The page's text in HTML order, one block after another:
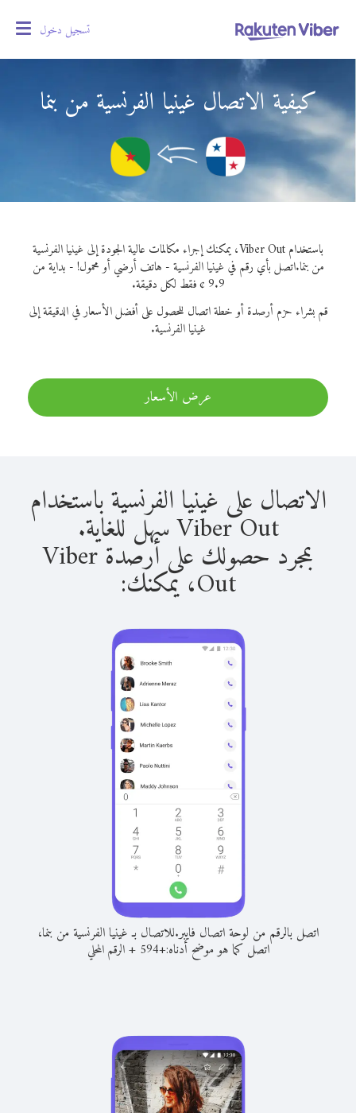
تسجيل دخول
كيفية الاتصال غينيا الفرنسية من بنما
باستخدام Viber Out، يمكنك إجراء مكالمات عالية الجودة إلى غينيا الفرنسية
من بنما.اتصل بأي رقم في غينيا الفرنسية - هاتف أرضي أو محمول! - بداية من
9.9 ¢ فقط لكل دقيقة.
قم بشراء حزم أرصدة أو خطة اتصال للحصول على أفضل الأسعار في الدقيقة إلى
غينيا الفرنسية.
عرض الأسعار
الاتصال على غينيا الفرنسية باستخدام
Viber Out سهل للغاية.
بمجرد حصولك على أرصدة Viber
Out، يمكنك:
اتصل بالرقم من لوحة اتصال فايبر.للاتصال بـ غينيا الفرنسية من بنما،
اتصل كما هو موضح أدناه:+
594
+الرقم المحلي